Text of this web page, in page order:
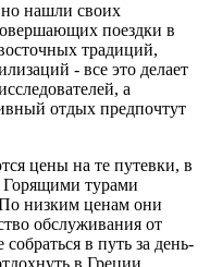
нашли своих
поездки в
традиций,
- все это делает
а
отдых предпочтут
цены на те путевки, в
Горящими турами
низким ценам они
обслуживания от
в путь за день-